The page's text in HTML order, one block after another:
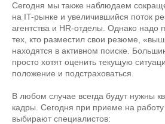
Сегодня мы также наблюдаем
на IT-рынке и увеличившийся поток
агентства и HR-отделы. Однако надо
тех, кто разместил свои резюме,
находятся в активном поиске.
просто хотят оценить текущую
положение и подстраховаться.
В любом случае всегда будут нужны
кадры. Сегодня при приеме на
выбирают специалистов: